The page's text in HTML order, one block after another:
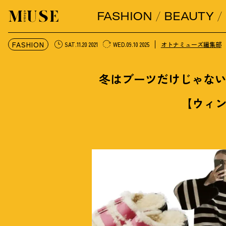
オトナミューズ ウェブFASHION BEAUTY
FASHION SAT.11.20 2021 WED.09.10 2025 オトナミューズ編集部
冬はブーツだけじゃな
【ウィ